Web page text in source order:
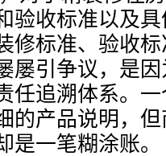
验收标准以及
修标准、验收
屡引争议，是
任追溯体系。
的产品说明，
是一笔糊涂账。